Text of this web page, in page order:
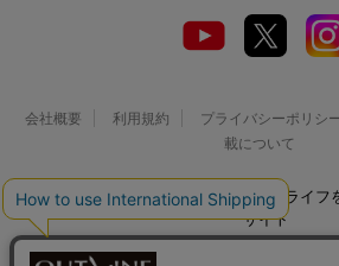
会社概要 利用規約 プライバシーポリシ
載について
© 2026 Watch LIFE NEWS｜ウオッチライフ
サイト